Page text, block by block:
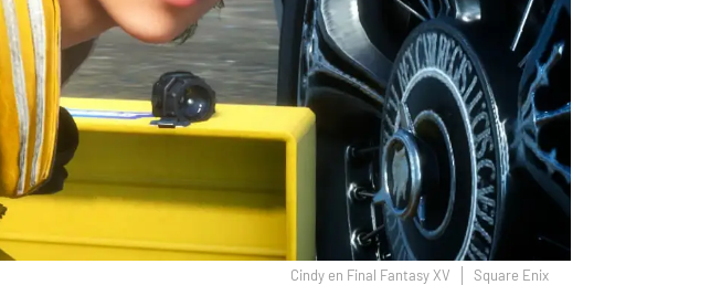
Cindy en Final Fantasy XV Square Enix